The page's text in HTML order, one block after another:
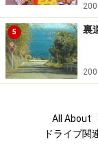
5 裏
All About
ドライブ関